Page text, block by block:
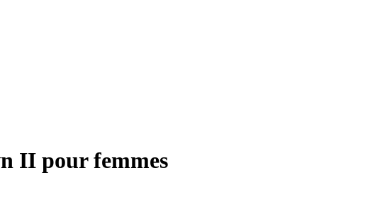
II pour femmes